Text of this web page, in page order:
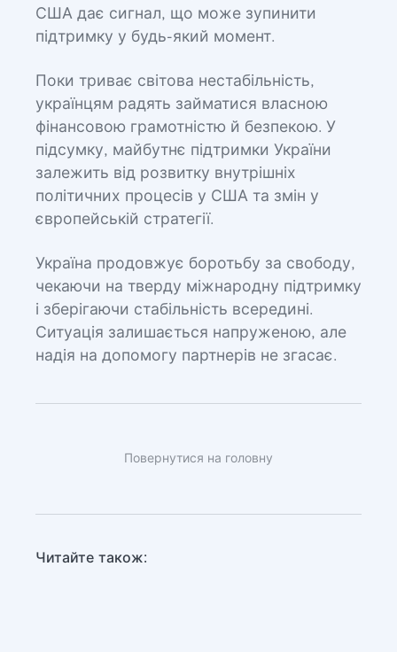
США дає сигнал, що може зупинити
підтримку у будь-який момент.
Поки триває світова нестабільність,
українцям радять займатися власною
фінансовою грамотністю й безпекою. У
підсумку, майбутнє підтримки України
залежить від розвитку внутрішніх
політичних процесів у США та змін у
європейській стратегії.
Україна продовжує боротьбу за свободу,
чекаючи на тверду міжнародну підтримку
і зберігаючи стабільність всередині.
Ситуація залишається напруженою, але
надія на допомогу партнерів не згасає.
Повернутися на головну
Читайте також: